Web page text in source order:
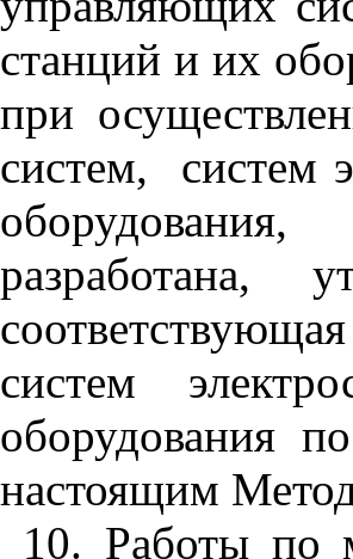
станций и их
при
систем,
систем
разработана,
систем
оборудования
настоящим
10. Работы по